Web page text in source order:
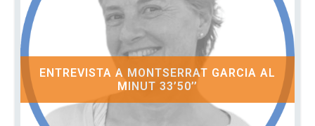
ENTREVISTA A MONTSERRAT GARCIA AL
MINUT 33’50’’